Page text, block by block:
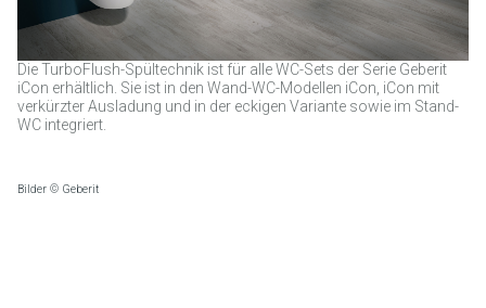
Die TurboFlush-Spültechnik ist für alle WC-Sets der Serie Geberit
iCon erhältlich. Sie ist in den Wand-WC-Modellen iCon, iCon mit
verkürzter Ausladung und in der eckigen Variante sowie im Stand-
WC integriert.
Bilder © Geberit